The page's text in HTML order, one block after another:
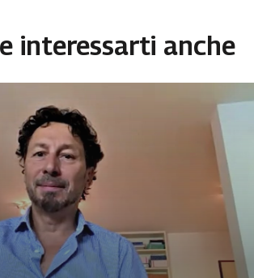
interessarti anche